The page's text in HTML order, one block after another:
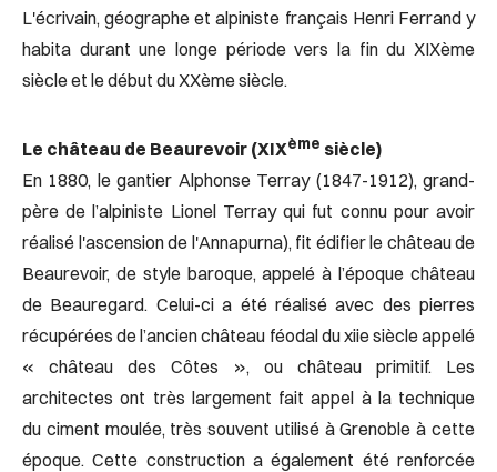
L'écrivain, géographe et alpiniste français Henri Ferrand y
habita durant une longe période vers la fin du XIXème
siècle et le début du XXème siècle.
Le château de Beaurevoir (XIXème siècle)
En 1880, le gantier Alphonse Terray (1847-1912), grand-
père de l’alpiniste Lionel Terray qui fut connu pour avoir
réalisé l'ascension de l'Annapurna), fit édifier le château de
Beaurevoir, de style baroque, appelé à l’époque château
de Beauregard. Celui-ci a été réalisé avec des pierres
récupérées de l’ancien château féodal du xiie siècle appelé
« château des Côtes », ou château primitif. Les
architectes ont très largement fait appel à la technique
du ciment moulée, très souvent utilisé à Grenoble à cette
époque. Cette construction a également été renforcée